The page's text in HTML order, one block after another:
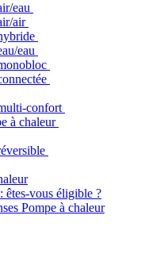
eau
air
eau
confort
à chaleur
êtes-vous éligible ?
Pompe à chaleur